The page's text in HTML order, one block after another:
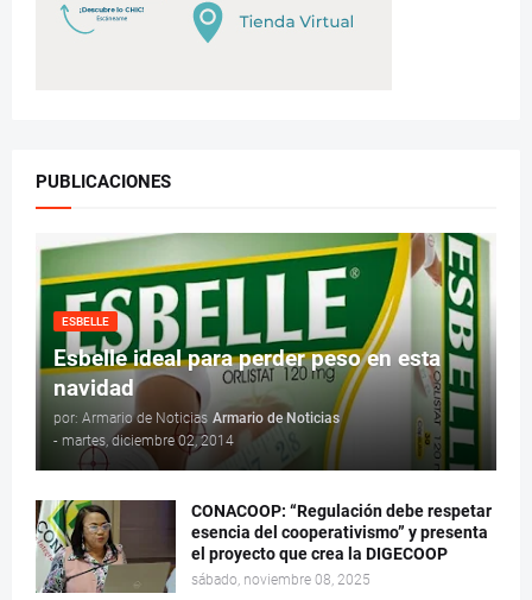
PUBLICACIONES
ESBELLE
Esbelle ideal para perder peso en esta
navidad
por: Armario de Noticias Armario de Noticias
- martes, diciembre 02, 2014
CONACOOP: “Regulación debe respetar
esencia del cooperativismo” y presenta
el proyecto que crea la DIGECOOP
sábado, noviembre 08, 2025